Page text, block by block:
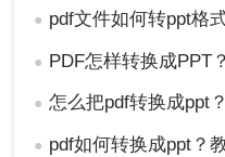
● pdf文件如何转ppt格式？
● PDF怎样转换成PPT
● 怎么把pdf转换成ppt
● pdf如何转换成ppt？